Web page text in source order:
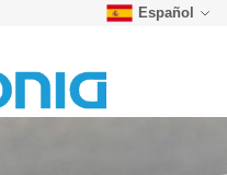
Español